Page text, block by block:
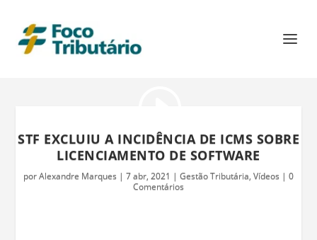
STF EXCLUIU A INCIDÊNCIA DE ICMS SOBRE
LICENCIAMENTO DE SOFTWARE
porAlexandre Marques | 7 abr, 2021 | Gestão Tributária, Vídeos | 0
Comentários